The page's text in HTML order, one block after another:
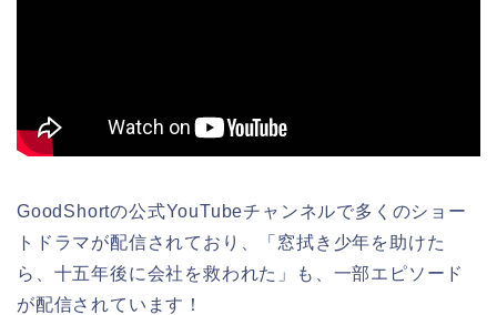
GoodShortの公式YouTubeチャンネルで多くのショー
トドラマが配信されており、「窓拭き少年を助けた
ら、十五年後に会社を救われた」
も
、一部エピソード
が配信されています！